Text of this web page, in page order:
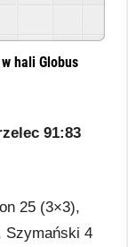
hali Globus
91:83
25 (3×3),
Szymański 4